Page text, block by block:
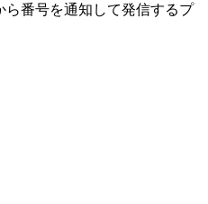
ら番号を通知して発信するプ